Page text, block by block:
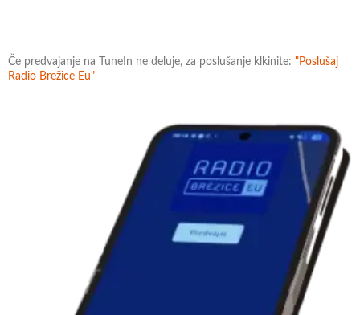
Če predvajanje na TuneIn ne deluje, za poslušanje klkinite: "Poslušaj
Radio Brežice Eu"